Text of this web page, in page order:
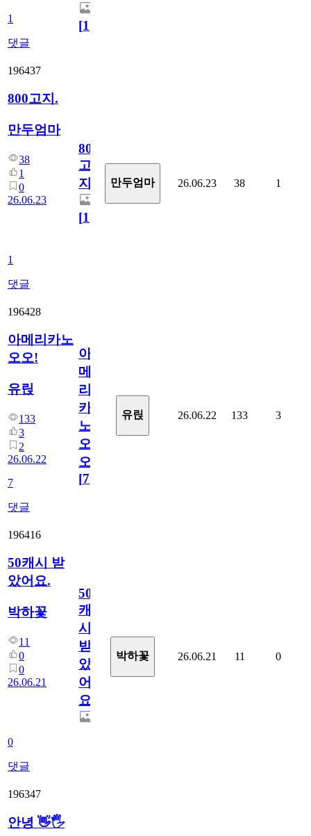
1
댓글
[1]
196437
800고지.
만두엄마
38
1
0
26.06.23
1
댓글
800
고
지.
[1]
만두엄마 26.06.23 38 1
196428
아메리카노
오오!
유릱
133
3
2
26.06.22
7
댓글
아
메
리
카
노
오
오!
[7]
유릱 26.06.22 133 3
196416
50캐시 받
았어요.
박하꽃
11
0
0
26.06.21
0
댓글
50
캐
시
받
았
어
요.
박하꽃 26.06.21 11 0
196347
안녕 👋🖐